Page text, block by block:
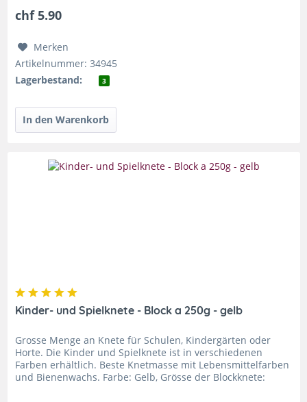
chf 5.90
Merken
Artikelnummer: 34945
Lagerbestand:
3
Kinder- und Spielknete - Block a 250g - gelb
Grosse Menge an Knete für Schulen, Kindergärten oder
Horte. Die Kinder und Spielknete ist in verschiedenen
Farben erhältlich. Beste Knetmasse mit Lebensmittelfarben
und Bienenwachs. Farbe: Gelb, Grösse der Blockknete: